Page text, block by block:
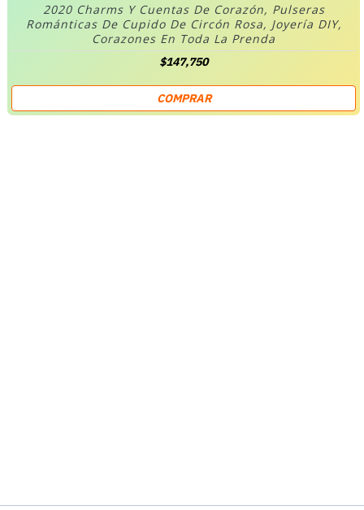
2020 Charms Y Cuentas De Corazón, Pulseras
Románticas De Cupido De Circón Rosa, Joyería DIY,
Corazones En Toda La Prenda
$147,750
COMPRAR